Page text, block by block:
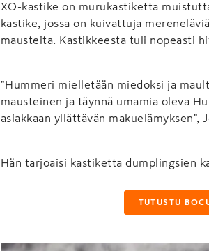
XO-kastike on murukastiketta
kastike, jossa on kuivattuja
mausteita. Kastikkeesta tuli nopeasti
"Hummeri mielletään miedoksi ja
mausteinen ja täynnä umamia oleva
asiakkaan yllättävän makuelämyksen",
Hän tarjoaisi kastiketta dumplingsien
TUTUSTU